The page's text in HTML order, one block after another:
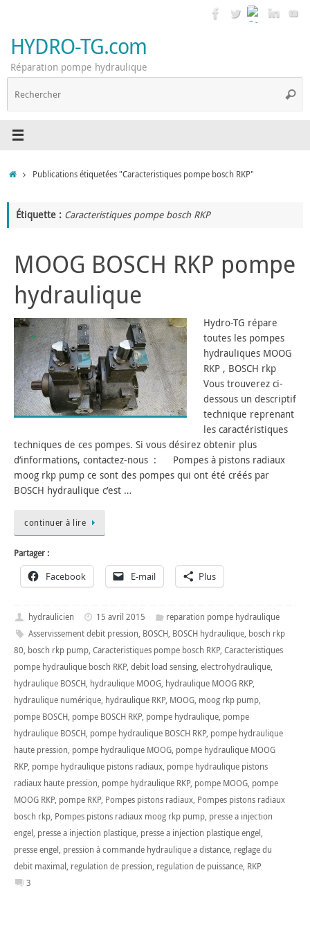
contenu
HYDRO-TG.com
Réparation pompe hydraulique
AccueilPublications étiquetées "Caracteristiques pompe bosch RKP"
Étiquette : Caracteristiques pompe bosch RKP
MOOG BOSCH RKP pompe
hydraulique
Hydro-TG répare
toutes les pompes
hydrauliques MOOG
RKP , BOSCH rkp
Vous trouverez ci-
dessous un descriptif
technique reprenant
les caractéristiques
techniques de ces pompes. Si vous désirez obtenir plus
d’informations, contactez-nous : Pompes à pistons radiaux
moog rkp pump ce sont des pompes qui ont été créés par
BOSCH hydraulique c’est …
continuer à lire
Partager :
Facebook E-mail Plus
hydraulicien 15 avril 2015
reparation pompe hydraulique
Asservissement debit pression, BOSCH, BOSCH hydraulique, bosch rkp
80, bosch rkp pump, Caracteristiques pompe bosch RKP, Caracteristiques
pompe hydraulique bosch RKP, debit load sensing, electrohydraulique,
hydraulique BOSCH, hydraulique MOOG, hydraulique MOOG RKP,
hydraulique numérique, hydraulique RKP, MOOG, moog rkp pump,
pompe BOSCH, pompe BOSCH RKP, pompe hydraulique, pompe
hydraulique BOSCH, pompe hydraulique BOSCH RKP, pompe hydraulique
haute pression, pompe hydraulique MOOG, pompe hydraulique MOOG
RKP, pompe hydraulique pistons radiaux, pompe hydraulique pistons
radiaux haute pression, pompe hydraulique RKP, pompe MOOG, pompe
MOOG RKP, pompe RKP, Pompes pistons radiaux, Pompes pistons radiaux
bosch rkp, Pompes pistons radiaux moog rkp pump, presse a injection
engel, presse a injection plastique, presse a injection plastique engel,
presse engel, pression à commande hydraulique a distance, reglage du
debit maximal, regulation de pression, regulation de puissance, RKP
3